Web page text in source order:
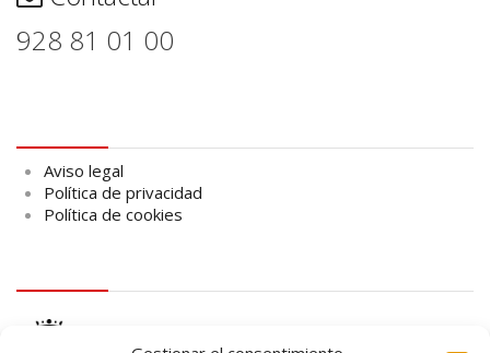
928 81 01 00
Aviso legal
Política de privacidad
Política de cookies